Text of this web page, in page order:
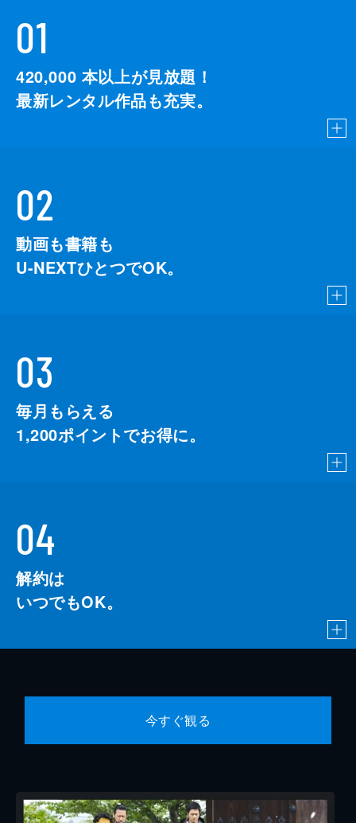
01
420,000 本以上が見放題！
最新レンタル作品も充実。
02
動画も書籍も
U-NEXTひとつでOK。
03
毎月もらえる
1,200ポイントでお得に。
04
解約は
いつでもOK。
今すぐ観る